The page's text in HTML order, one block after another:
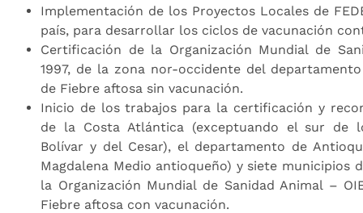
Implementación de los Proyectos Locales de
país, para desarrollar los ciclos de vacunación
Certificación de la Organización Mundial de
1997, de la zona nor-occidente del
de Fiebre aftosa sin vacunación.
Inicio de los trabajos para la certificación y
de la Costa Atlántica (exceptuando el sur de
Bolívar y del Cesar), el departamento de
Magdalena Medio antioqueño) y siete municipios
la Organización Mundial de Sanidad Animal –
Fiebre aftosa con vacunación.